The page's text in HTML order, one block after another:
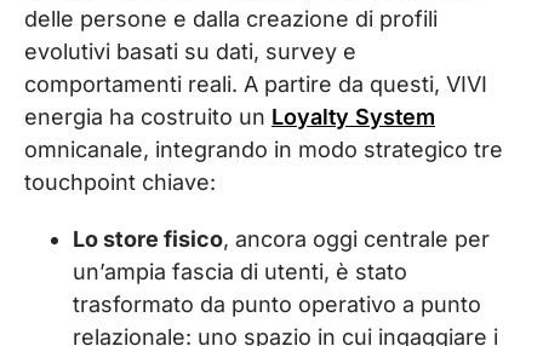
delle persone e dalla creazione di profili
evolutivi basati su dati, survey e
comportamenti reali. A partire da questi, VIVI
energia ha costruito un Loyalty System
omnicanale, integrando in modo strategico tre
touchpoint chiave:
Lo store fisico, ancora oggi centrale per
un’ampia fascia di utenti, è stato
trasformato da punto operativo a punto
relazionale: uno spazio in cui ingaggiare i